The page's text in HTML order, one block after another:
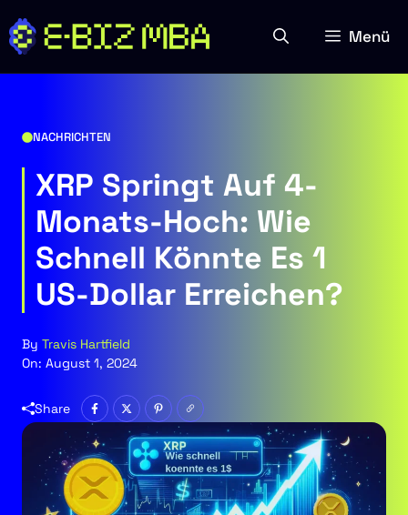
Inhalt
springen
Menü
NACHRICHTEN
XRP Springt Auf 4-
Monats-Hoch: Wie
Schnell Könnte Es 1
US-Dollar Erreichen?
By Travis Hartfield
On: August 1, 2024
Share